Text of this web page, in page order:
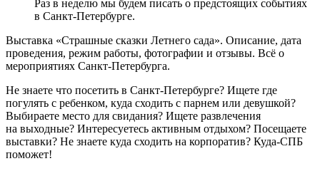
Раз в неделю мы будем писать о предстоящих событиях
в Санкт-Петербурге.
Выставка «Страшные сказки Летнего сада». Описание, дата
проведения, режим работы, фотографии и отзывы. Всё о
мероприятиях Санкт-Петербурга.
Не знаете что посетить в Санкт-Петербурге? Ищете где
погулять с ребенком, куда сходить с парнем или девушкой?
Выбираете место для свидания? Ищете развлечения
на выходные? Интересуетесь активным отдыхом? Посещаете
выставки? Не знаете куда сходить на корпоратив? Куда-СПБ
поможет!